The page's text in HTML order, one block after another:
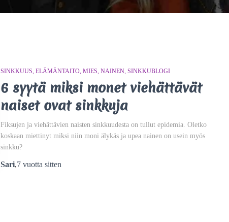
SINKKUUS ELÄMÄNTAITO MIES NAINEN SINKKUBLOGI
6 syytä miksi monet viehättävät
naiset ovat sinkkuja
Fiksujen ja viehättävien naisten sinkkuudesta on tullut epidemia. Oletko
koskaan miettinyt miksi niin moni älykäs ja upea nainen on usein myös
sinkku?
Sari,7 vuotta sitten